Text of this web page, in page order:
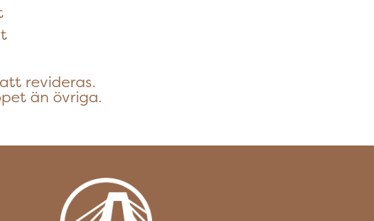
revideras.
än övriga.